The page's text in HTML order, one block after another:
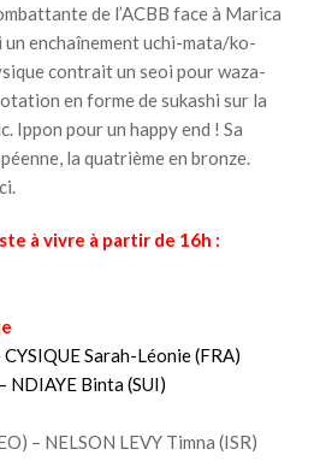
de l’ACBB face à Marica
enchaînement uchi-mata/ko-
contrait un seoi pour waza-
en forme de sukashi sur la
Ippon pour un happy end ! Sa
la quatrième en bronze.
à vivre à partir de 16h :
Sarah-Léonie (FRA)
NDIAYE Binta (SUI)
– NELSON LEVY Timna (ISR)